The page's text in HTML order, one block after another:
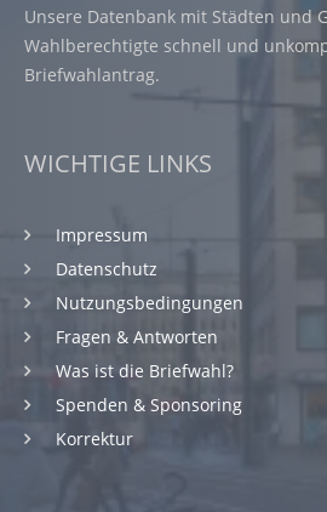
Unsere Datenbank mit Städten und
Wahlberechtigte schnell und
Briefwahlantrag.
WICHTIGE LINKS
Impressum
Datenschutz
Nutzungsbedingungen
Fragen & Antworten
Was ist die Briefwahl?
Spenden & Sponsoring
Korrektur